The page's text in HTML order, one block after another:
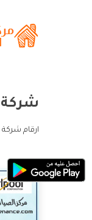
شركة
ارقام شركة